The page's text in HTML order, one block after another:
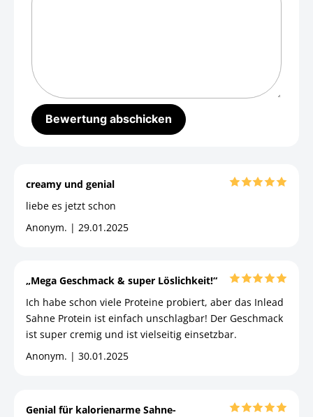
creamy und genial
liebe es jetzt schon
Anonym. | 29.01.2025
„Mega Geschmack & super Löslichkeit!“
Ich habe schon viele Proteine probiert, aber das Inlead
Sahne Protein ist einfach unschlagbar! Der Geschmack
ist super cremig und ist vielseitig einsetzbar.
Anonym. | 30.01.2025
Genial für kalorienarme Sahne-